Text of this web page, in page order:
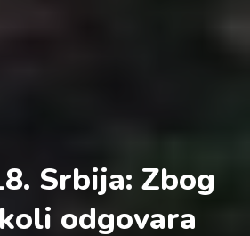
Srbija: Zbog
odgovara